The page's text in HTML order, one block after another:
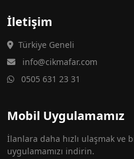
İletişim
Türkiye Geneli
info@cikmafar.com
0505 631 23 31
Mobil Uygulamamız
İlanlara daha hızlı ulaşmak ve
uygulamamızı indirin.